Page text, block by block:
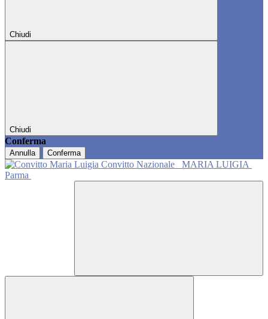
Chiudi
Chiudi
Conferma
Annulla Conferma
Convitto Nazionale
MARIA LUIGIA
Parma